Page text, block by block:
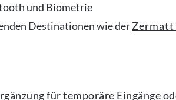
und Biometrie
Destinationen wie derZermatt
für temporäre Eingänge